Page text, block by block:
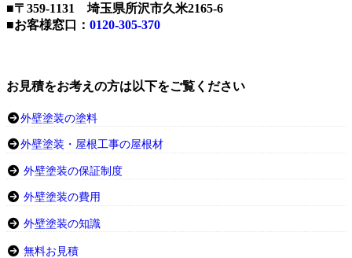
■〒359-1131 埼玉県所沢市久米2165-6
■お客様窓口： 0120-305-370
お見積をお考えの方は以下をご覧ください
外壁塗装の塗料
外壁塗装・屋根工事の屋根材
外壁塗装の保証制度
外壁塗装の費用
外壁塗装の知識
無料お見積